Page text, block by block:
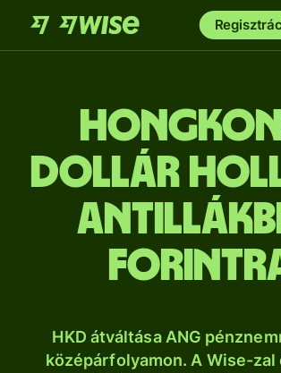
dollár
HKD átváltása ANG
középárfolyamon. A Wise-zal